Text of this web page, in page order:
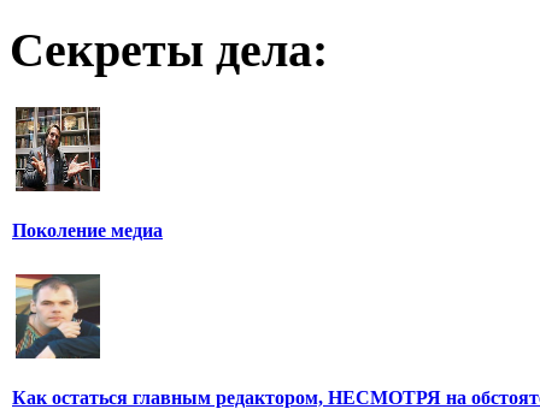
Секреты дела:
Поколение медиа
Как остаться главным редактором, НЕСМОТРЯ на